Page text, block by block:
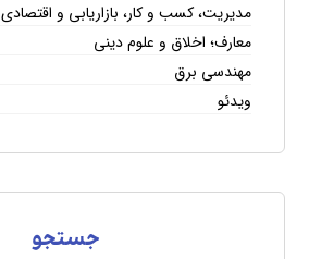
مدیریت، کسب و کار، بازاریابی و اقتصادی
معارف؛ اخلاق و علوم دینی
مهندسی برق
ویدئو
جستجو